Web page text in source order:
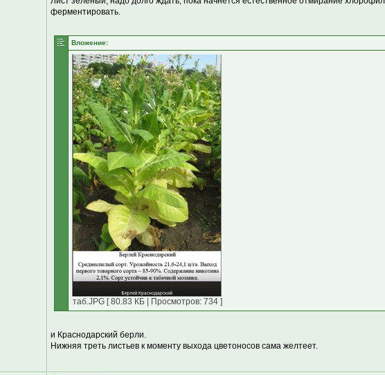
ферментировать.
Вложение:
таб.JPG [ 80.83 КБ | Просмотров: 734 ]
и Краснодарский берли.
Нижняя треть листьев к моменту выхода цветоносов сама желтеет.